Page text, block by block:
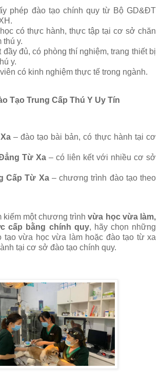
phép đào tạo chính quytừ Bộ GD&ĐT
có thực hành, thực tập tại cơ sở chăn
thú y.
đầy đủ, có phòng thí nghiệm, trang thiết bị
y.
có kinh nghiệm thực tế trong ngành.
Tạo Trung Cấp Thú Y Uy Tín
– đào tạo bài bản, có thực hành tại cơ
Từ Xa – có liên kết với nhiều cơ sở
Cấp Từ Xa– chương trình đào tạo theo
kiếm một chương trìnhvừa học vừa làm,
cấp bằng chính quy, hãy chọn những
tạo vừa học vừa làm hoặc đào tạo từ xa
tại cơ sở đào tạo chính quy.